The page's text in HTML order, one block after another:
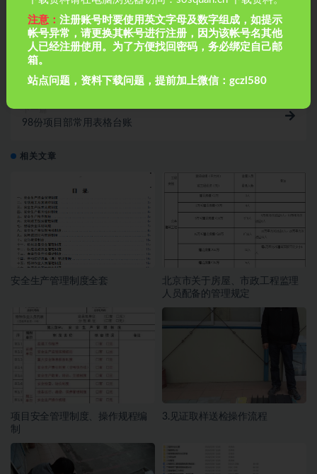
上一篇
下一篇
98份项目部常用表格台账
相关文章
安全生产管理制度全套
北京市关于房屋、市政工程监理
人员配备的管理规定
项目安全管理制度、操作规程编
制
3.见证取样送检操作流程
注意：注册账号时要使用英文字母及数字组成，如提示
帐号异常，请更换其帐号进行注册，因为该帐号名其他
人已经注册使用。为了方便找回密码，务必绑定自己邮
箱。
站点问题，资料下载问题，提前加上微信：gczl580